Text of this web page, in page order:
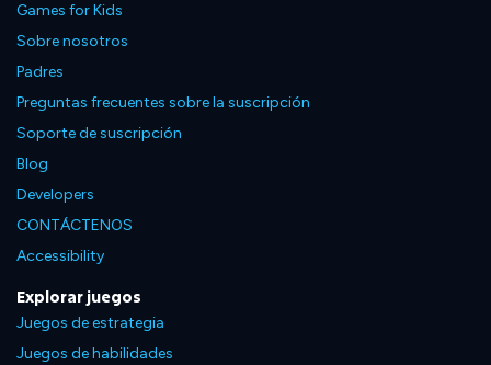
Games for Kids
Sobre nosotros
Padres
Preguntas frecuentes sobre la suscripción
Soporte de suscripción
Blog
Developers
CONTÁCTENOS
Accessibility
Explorar juegos
Juegos de estrategia
Juegos de habilidades